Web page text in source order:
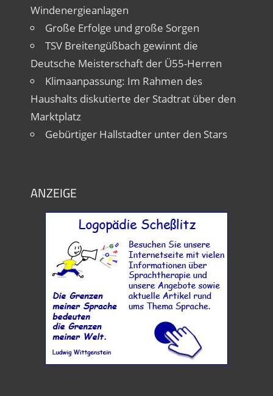
Windenergieanlagen
Große Erfolge und große Sorgen
TSV Breitengüßbach gewinnt die
Deutsche Meisterschaft der Ü55-Herren
Klimaanpassung: Im Rahmen des
Haushalts diskutierte der Stadtrat über den
Marktplatz
Gebürtiger Hallstadter unter den Stars
ANZEIGE